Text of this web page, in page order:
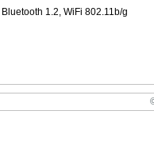
1.2, WiFi 802.11b/g